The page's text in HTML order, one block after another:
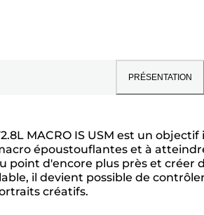
PRÉSENTATION
MACRO IS USM est un
époustouflantes et à
point d'encore plus près et
il devient possible de
créatifs.